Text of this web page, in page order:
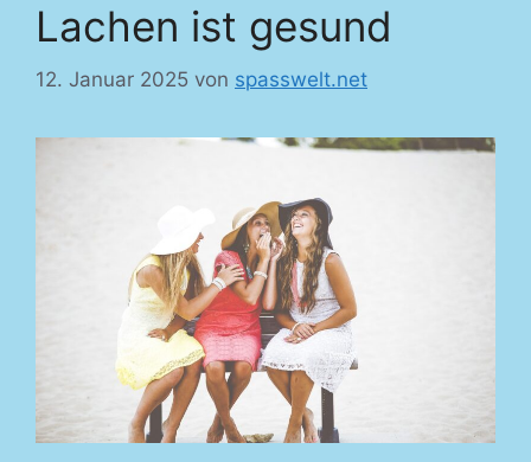
Lachen ist gesund
12. Januar 2025 von spasswelt.net